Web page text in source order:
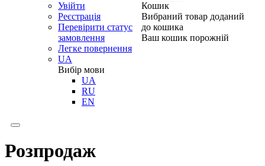
Увійти
Реєстрація
Перевірити статус
замовлення
Легке повернення
UA
Вибір мови
UA
RU
EN
Кошик
Вибраний товар доданий
до кошика
Ваш кошик порожній
Розпродаж